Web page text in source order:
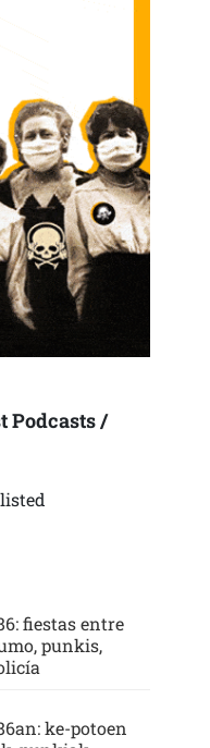
Podcasts /
fiestas entre
punkis,
ke-potoen